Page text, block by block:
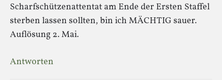
Scharfschützenattentat am Ende der Ersten Staffel
sterben lassen sollten, bin ich MÄCHTIG sauer.
Auflösung 2. Mai.
Antworten